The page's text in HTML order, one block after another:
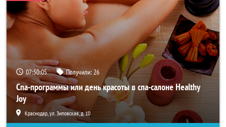
07:50:02 Получили:26
Спа-программы или день красоты в спа-салоне Healthy
Joy
Краснодар, ул. Зиповская, д. 10